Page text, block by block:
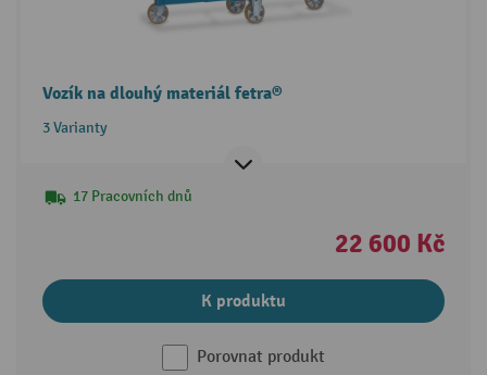
Vozík na dlouhý materiál fetra®
3 Varianty
17 Pracovních dnů
22 600 Kč
K produktu
Porovnat produkt